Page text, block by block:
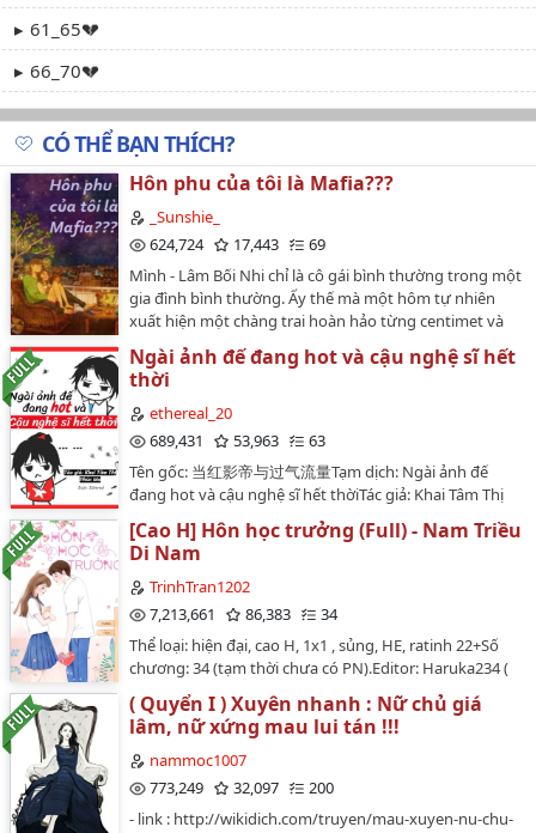
61_65💔
66_70💔
71_75💔
76_80💔
81_85💔
86_90💔
91_95💔
96_100💔
101_105💔
106_110💔
111_115💔
116_120💔
121_125💔
126_130💔
CÓ THỂ BẠN THÍCH?
Hôn phu của tôi là Mafia???
_Sunshie_
624,724
17,443
69
Mình - Lâm Bối Nhi chỉ là cô gái bình thường trong một
gia đình bình thường. Ấy thế mà một hôm tự nhiên
xuất hiện một chàng trai hoàn hảo từng centimet và
nói là hôn phu của mình . Mà mình đâu biết anh ta là
trùm Mafia có tiếng tăm lừng lẫy. Haizz rồi mình sẽ ra
sao đây??? Mong các bạn theo dõi…
Ngài ảnh đế đang hot và cậu nghệ sĩ hết
thời
ethereal_20
689,431
53,963
63
Tên gốc: 当红影帝与过气流量Tạm dịch: Ngài ảnh đế
đang hot và cậu nghệ sĩ hết thờiTác giả: Khai Tâm Thị
Phúc Ma || 开心是福嘛Dịch: EtherealThể loại: Giới giải
trí, ngọt ngào, niên thượngSố chương: 58 chương + 3
ngoại truyệnNguồn raw: Tấn GiangTình trạng bản gốc:
Đã hoàn thànhTiến độ bản dịch: Đã hoàn thành-----------
-----------------------------Bản dịch chưa được sự cho phép
vui lòng không mang ra nơi khác ngoài WordPress
Ethereal và Wattpad ethereal_20…
[Cao H] Hôn học trưởng (Full) - Nam Triều
Di Nam
TrinhTran1202
7,213,661
86,383
34
Thể loại: hiện đại, cao H, 1x1 , sủng, HE, ratinh 22+Số
chương: 34 (tạm thời chưa có PN).Editor: Haruka234 (
ta chỉ re - up thôi nhen). Nguồn : Cung Quảng Hằng.
Đây là một câu chuyện tình yêu ngọt ngào và cuồng
nhiệt.Ôi trời ơi! Học trưởng mà mình thầm yêu mến thì
ra cũng thích mình.Mình phải làm thế nào đây? Dĩ
nhiên là phải tiếp nhận. Dĩ nhiên là phải tiếp nhận
đi...~~********************Warning: cấm trẻ em vị
( Quyển I ) Xuyên nhanh : Nữ chủ giá
lâm, nữ xứng mau lui tán !!!
nammoc1007
773,249
32,097
200
- link : http://wikidich.com/truyen/mau-xuyen-nu-chu-